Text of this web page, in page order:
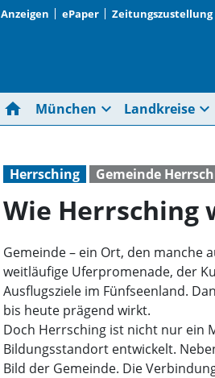
Anzeigen ePaper Zeitungszustellung
home München expand_more Landkreise expand_more
Herrsching Gemeinde
Wie Herrsching
Gemeinde – ein Ort, den manche
weitläufige Uferpromenade, der
Ausflugsziele im Fünfseenland.
bis heute prägend wirkt.
Doch Herrsching ist nicht nur ein
Bildungsstandort entwickelt.
Bild der Gemeinde. Die